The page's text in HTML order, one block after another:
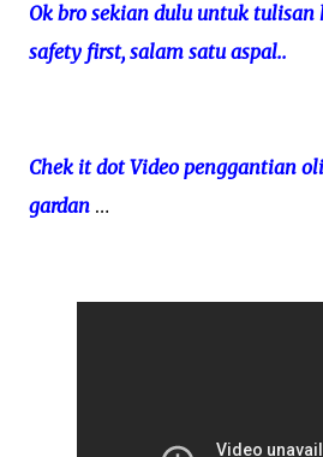
Ok bro sekian dulu untuk
safety first, salam satu aspal..
Chek it dot Video penggantian
gardan …